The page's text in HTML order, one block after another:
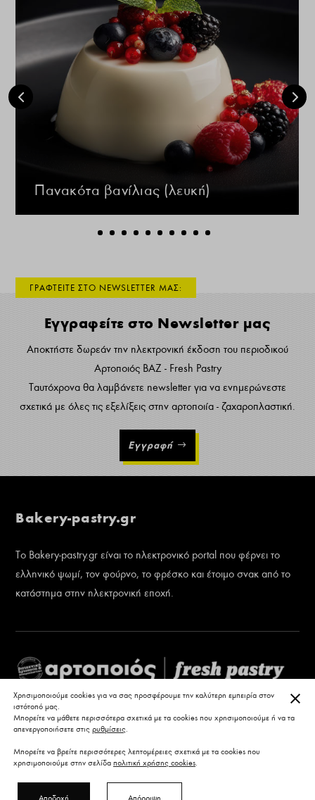
Πανακότα βανίλιας (λευκή)
ΓΡΑΦΤΕΙΤΕ ΣΤΟ NEWSLETTER ΜΑΣ:
Εγγραφείτε στο Newsletter μας
Αποκτήστε δωρεάν την ηλεκτρονική έκδοση του περιοδικού
Αρτοποιός ΒΑΖ - Fresh Pastry
Ταυτόχρονα θα λαμβάνετε newsletter για να ενημερώνεστε
σχετικά με όλες τις εξελίξεις στην αρτοποιία - ζαχαροπλαστική.
Εγγραφή
Bakery-pastry.gr
Το Bakery-pastry.gr είναι το ηλεκτρονικό portal που φέρνει το
ελληνικό ψωμί, τον φούρνο, το φρέσκο και έτοιμο σνακ από το
κατάστημα στην ηλεκτρονική εποχή.
Χρησιμοποιούμε cookies για να σας προσφέρουμε την καλύτερη εμπειρία στον
ιστότοπό μας.
Μπορείτε να μάθετε περισσότερα σχετικά με τα cookies που χρησιμοποιούμε ή να τα
απενεργοποιήσετε στις ρυθμίσεις.
Μπορείτε να βρείτε περισσότερες λεπτομέρειες σχετικά με τα cookies που
χρησιμοποιούμε στην σελίδα πολιτική χρήσης cookies.
Αποδοχή Απόρριψη